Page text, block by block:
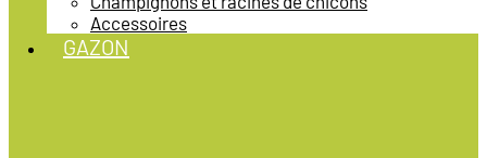
Accessoires
GAZON